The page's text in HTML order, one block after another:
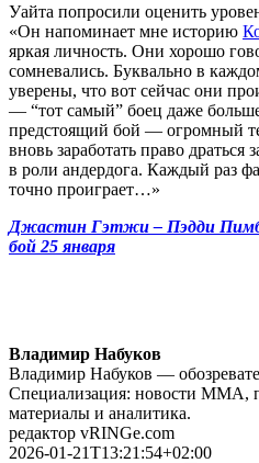
Уайта попросили оценить
«Он напоминает мне историю
яркая личность. Они хорошо
сомневались. Буквально в
уверены, что вот сейчас они
— “тот самый” боец даже
предстоящий бой — огромный
вновь заработать право
в роли андердога. Каждый раз
точно проиграет…»
Джастин Гэтжи – Пэдди
бой 25 января
Владимир Набуков
Владимир Набуков —
Специализация: новости ММА,
материалы и аналитика.
редактор vRINGe.com
2026-01-21T13:21:54+02:00